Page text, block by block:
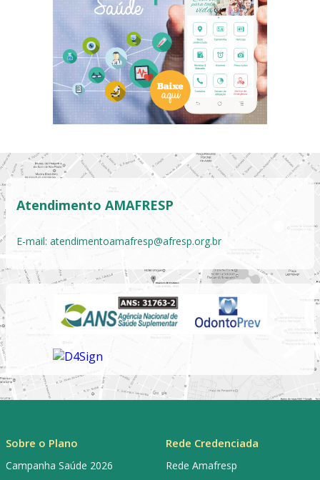
Atendimento AMAFRESP
E-mail: atendimentoamafresp@afresp.org.br
Sobre o Plano
Campanha Saúde 2026
Rede Credenciada
Rede Amafresp